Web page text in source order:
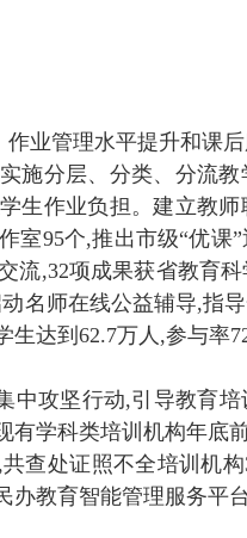
业管理水平提升和课
施分层、分类、分流
生作业负担。建立教
95个,推出市级“优课
流,32项成果获省教育
名师在线公益辅导,指
达到62.7万人,参与率
中攻坚行动,引导教育
学科类培训机构年底
查处证照不全培训机
教育智能管理服务平台